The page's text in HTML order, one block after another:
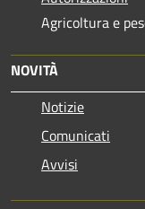
Agricoltura e
NOVITÀ
Notizie
Comunicati
Avvisi